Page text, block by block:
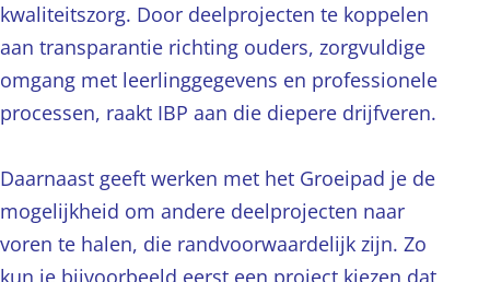
kwaliteitszorg. Door deelprojecten te koppelen
aan transparantie richting ouders, zorgvuldige
omgang met leerlinggegevens en professionele
processen, raakt IBP aan die diepere drijfveren.
Daarnaast geeft werken met het Groeipad je de
mogelijkheid om andere deelprojecten naar
voren te halen, die randvoorwaardelijk zijn. Zo
kun je bijvoorbeeld eerst een project kiezen dat